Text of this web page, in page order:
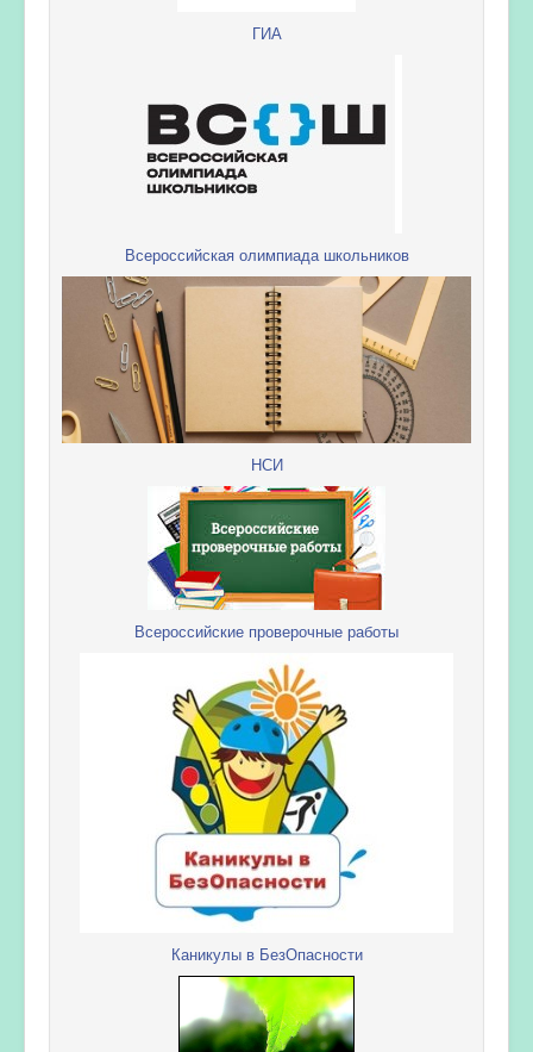
ГИА
Всероссийская олимпиада школьников
НСИ
Всероссийские проверочные работы
Каникулы в БезОпасности